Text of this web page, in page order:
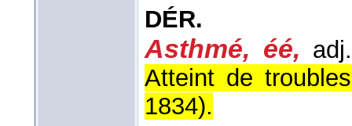
DÉR.
Asthmé, éé, adj.
Atteint de
1834).